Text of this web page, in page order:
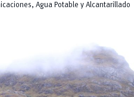
Agua Potable y Alcantarillado